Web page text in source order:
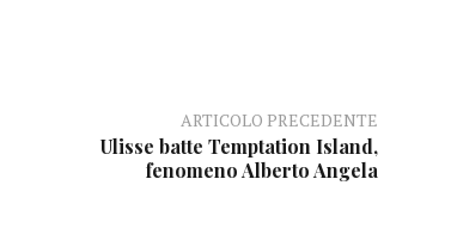
ARTICOLO PRECEDENTE
Ulisse batte Temptation Island,
fenomeno Alberto Angela